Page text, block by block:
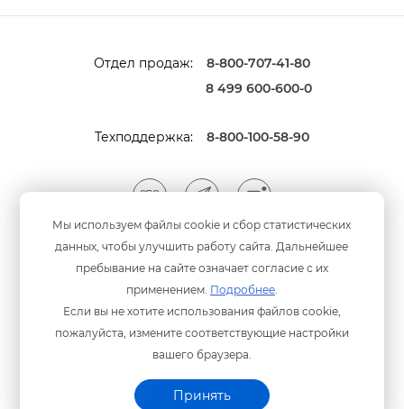
Мы используем файлы cookie и сбор статистических
данных, чтобы улучшить работу сайта. Дальнейшее
пребывание на сайте означает согласие с их
применением. Подробнее.
Если вы не хотите использования файлов cookie,
пожалуйста, измените соответствующие настройки
ашего браузера.
Принять
© ООО «Программный центр» 2003-2026 гг.
Отдел продаж:
8-800-707-41-80
8 499 600-600-0
Техподдержка: 8-800-100-58-90
Мы принимаем оплату
анковскими картами